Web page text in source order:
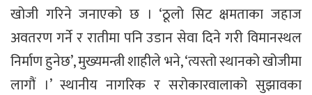
खोजी गरिने जनाएको छ । ‘ठूलो सिट क्षमताका जहाज
अवतरण गर्ने र रातीमा पनि उडान सेवा दिने गरी विमानस्थल
निर्माण हुनेछ’, मुख्यमन्त्री शाहीले भने, ‘त्यस्तो स्थानको खोजीमा
लागौं ।’ स्थानीय नागरिक र सरोकारवालाको सुझावका